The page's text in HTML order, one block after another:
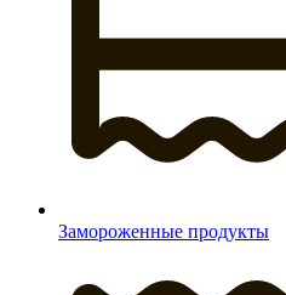
Замороженные продукты